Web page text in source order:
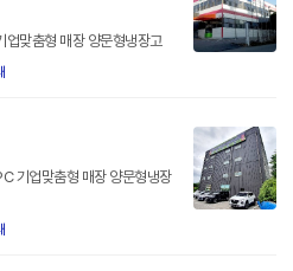
맞춤형 매장 양문형냉장고
기업맞춤형 매장 양문형냉장